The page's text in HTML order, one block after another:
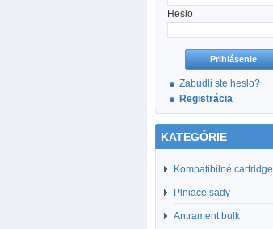
Heslo
Zabudli ste heslo?
Registrácia
KATEGÓRIE
Kompatibilné cartridge
Plniace sady
Antrament bulk